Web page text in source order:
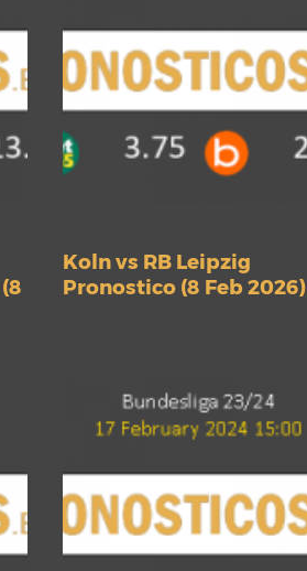
Koln vs RB Leipzig
Pronostico (8 Feb 2026)